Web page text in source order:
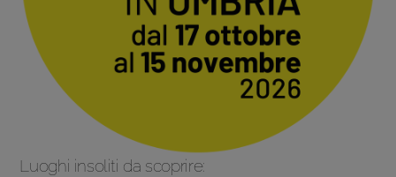
Luoghi insoliti da scoprire: